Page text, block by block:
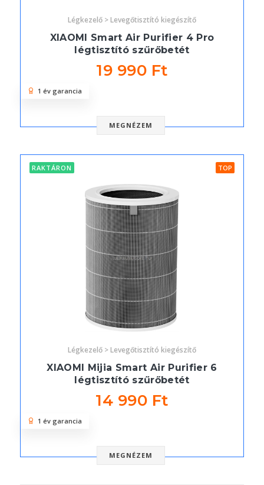
Légkezelő > Levegőtisztító kiegészítő
XIAOMI Smart Air Purifier 4 Pro
légtisztító szűrőbetét
19 990 Ft
MEGNÉZEM
1 év garancia
RAKTÁRON TOP
Légkezelő > Levegőtisztító kiegészítő
XIAOMI Mijia Smart Air Purifier 6
légtisztító szűrőbetét
14 990 Ft
MEGNÉZEM
1 év garancia